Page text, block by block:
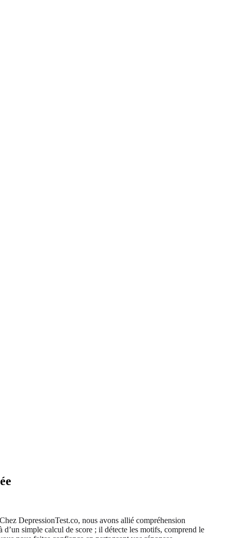
Chez DepressionTest.co, nous avons allié compréhension
d’un simple calcul de score ; il détecte les motifs, comprend le